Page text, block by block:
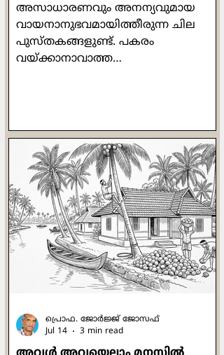
അസാധാരണവും അനന്യവുമായ
വായനാനുഭവമായിത്തീരുന്ന ചില
പുസ്തകങ്ങളുണ്ട്. പകരം
വയ്ക്കാനാവാത്ത
വരിയാണ് ശീര്‍ഷകമായി
മാറിയിരിക്കുന്നത്. സ്വന്തം
അമ്മയെക്കുറിച്ചെഴുതുമ്പോള്‍തന്നെ
ദേശവും കാലവും രാഷ്ട്രീയവും എല്ലാം
സൂക്ഷ്മമായി അടയാളപ്പെടുത്താന്‍
എഴുത്തുകാരിക്ക് സാധിക്കുന്നു.
അരുന്ധതിയുടെ
ഓര്‍മ്മക്കുറിപ്പുകളാണ് ഈ ഗ്രന്ഥം
എന്നു പറയാം. ഇതില്‍ എഴുത്തുകാരി
തന്‍റെ അമ്മയായ മേരി റോയിയു
പ്രൊഫ. ജോര്‍ജ്ജ് ജോസഫ്
Jul 14
3 min read